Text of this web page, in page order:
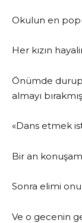
Okulun en
Her kızın
Önümde
almayı
«Dans etmek
Bir an
Sonra elimi
Ve o gecenin